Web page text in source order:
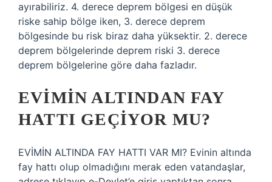
ayırabiliriz. 4. derece deprem bölgesi en düşük
riske sahip bölge iken, 3. derece deprem
bölgesinde bu risk biraz daha yüksektir. 2. derece
deprem bölgelerinde deprem riski 3. derece
deprem bölgelerine göre daha fazladır.
EVIMIN ALTINDAN FAY
HATTI GEÇIYOR MU?
EVİMİN ALTINDA FAY HATTI VAR MI? Evinin altında
fay hattı olup olmadığını merak eden vatandaşlar,